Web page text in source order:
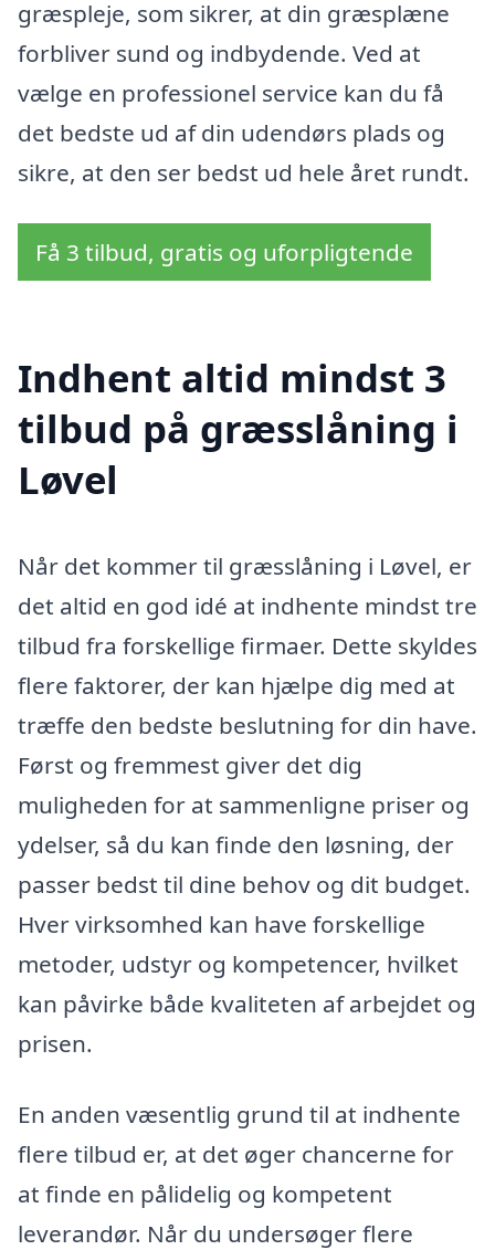
græspleje, som sikrer, at din græsplæne
forbliver sund og indbydende. Ved at
vælge en professionel service kan du få
det bedste ud af din udendørs plads og
sikre, at den ser bedst ud hele året rundt.
Få 3 tilbud, gratis og uforpligtende
Indhent altid mindst 3
tilbud på græsslåning i
Løvel
Når det kommer til græsslåning i Løvel, er
det altid en god idé at indhente mindst tre
tilbud fra forskellige firmaer. Dette skyldes
flere faktorer, der kan hjælpe dig med at
træffe den bedste beslutning for din have.
Først og fremmest giver det dig
muligheden for at sammenligne priser og
ydelser, så du kan finde den løsning, der
passer bedst til dine behov og dit budget.
Hver virksomhed kan have forskellige
metoder, udstyr og kompetencer, hvilket
kan påvirke både kvaliteten af arbejdet og
prisen.
En anden væsentlig grund til at indhente
flere tilbud er, at det øger chancerne for
at finde en pålidelig og kompetent
leverandør. Når du undersøger flere